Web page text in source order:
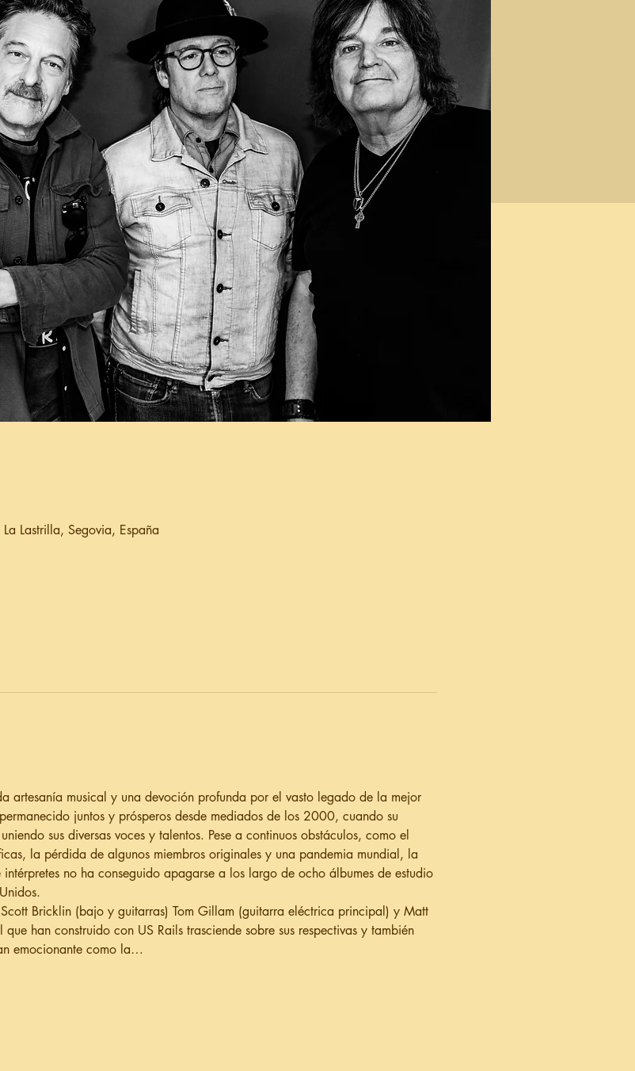
Lastrilla, Segovia, España
artesanía musical y una devoción profunda por el vasto legado de la mejor
juntos y prósperos desde mediados de los 2000, cuando su
sus diversas voces y talentos. Pese a continuos obstáculos, como el
la pérdida de algunos miembros originales y una pandemia mundial, la
no ha conseguido apagarse a los largo de ocho álbumes de estudio
Bricklin (bajo y guitarras) Tom Gillam (guitarra eléctrica principal) y Matt
han construido con US Rails trasciende sobre sus respectivas y también
emocionante como la…